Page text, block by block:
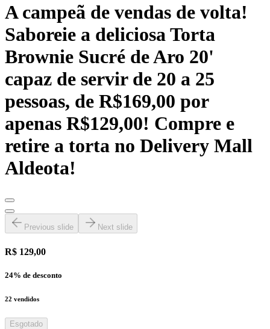
A campeã de vendas de volta!
Saboreie a deliciosa Torta
Brownie Sucré de Aro 20'
capaz de servir de 20 a 25
pessoas, de R$169,00 por
apenas R$129,00! Compre e
retire a torta no Delivery Mall
Aldeota!
Previous slide Next slide
R$ 129,00
24% de desconto
22 vendidos
Esgotado